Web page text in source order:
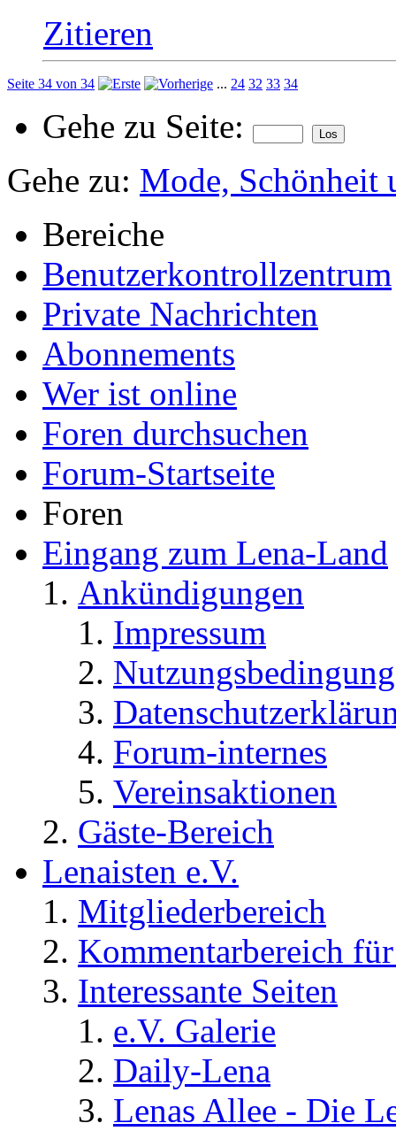
Zitieren
Seite 34 von 34 ... 24 32 33 34
Gehe zu Seite:
Gehe zu: Mode, Schönheit
Bereiche
Benutzerkontrollzentrum
Private Nachrichten
Abonnements
Wer ist online
Foren durchsuchen
Forum-Startseite
Foren
Eingang zum Lena-Land
Ankündigungen
Impressum
Forum-internes
Vereinsaktionen
Gäste-Bereich
Lenaisten e.V.
Mitgliederbereich
Kommentarbereich
Interessante Seiten
e.V. Galerie
Daily-Lena
Lenas Allee - Die